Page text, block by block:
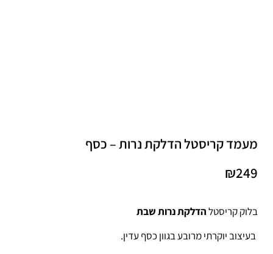
מעמד קריסטל הדלקת נרות – כסף
₪249
בלוק קריסטלהדלקת נרות שבת
בעיצוב יוקרתי מרובע בגוון כסף עדין.